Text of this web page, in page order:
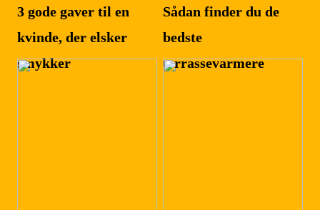
3 gode gaver til en
kvinde, der elsker
smykker
Sådan finder du de
bedste
terrassevarmere